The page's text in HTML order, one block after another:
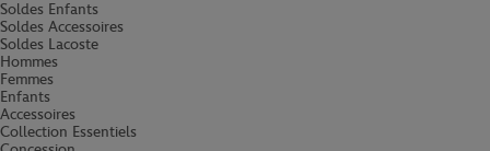
Soldes Enfants
Soldes Accessoires
Soldes Lacoste
Hommes
Femmes
Enfants
Accessoires
Collection Essentiels